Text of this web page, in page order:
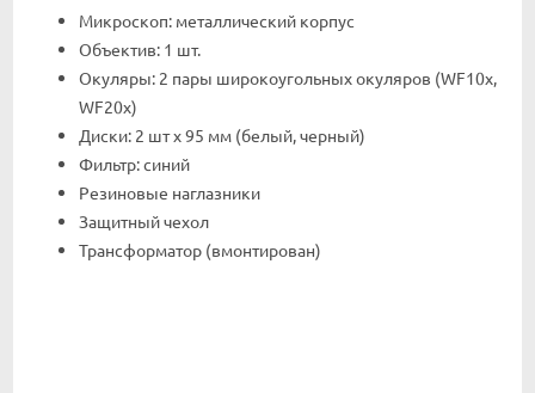
Микроскоп: металлический корпус
Объектив: 1 шт.
Окуляры: 2 пары широкоугольных окуляров (WF10x,
WF20x)
Диски: 2 шт х 95 мм (белый, черный)
Фильтр: синий
Резиновые наглазники
Защитный чехол
Трансформатор (вмонтирован)